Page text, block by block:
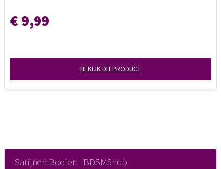
€ 9,99
BEKIJK DIT PRODUCT
Satijnen Boeien | BDSMShop